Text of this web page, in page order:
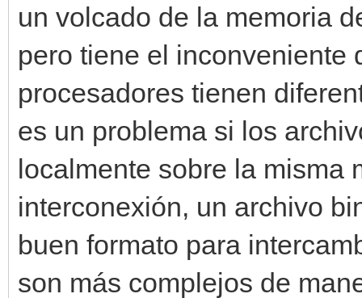
un volcado de la memoria
pero tiene el inconveniente
procesadores tienen
es un problema si los
localmente sobre la misma
interconexión, un archivo
buen formato para
son más complejos de